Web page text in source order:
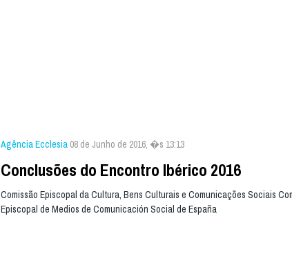
Agência Ecclesia 08 de Junho de 2016, �s 13:13
Conclusões do Encontro Ibérico 2016
Comissão Episcopal da Cultura, Bens Culturais e Comunicações Sociais
Episcopal de Medios de Comunicación Social de España